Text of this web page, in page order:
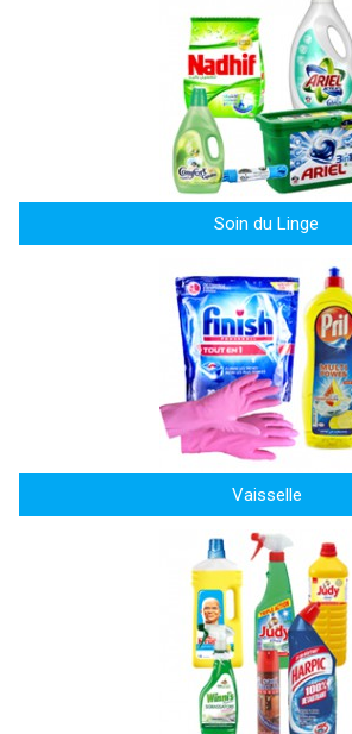
Soin du Linge
Vaisselle